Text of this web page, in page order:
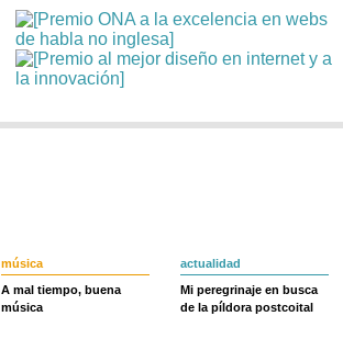
música
A mal tiempo, buena
música
actualidad
Mi peregrinaje en busca
de la píldora postcoital